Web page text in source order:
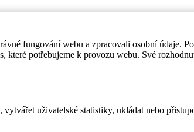
fungování webu a zpracovali osobní údaje.
které potřebujeme k provozu webu. Své
uživatelské statistiky, ukládat nebo